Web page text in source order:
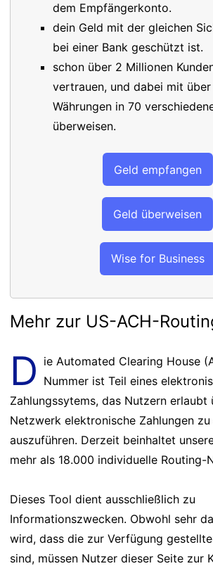
dem Empfängerkonto.
dein Geld mit der gleichen
bei einer Bank geschützt ist.
schon über 2 Millionen
vertrauen, und dabei mit
Währungen in 70
überweisen.
Geld empfangen
Geld überweisen
Wise for Business
Mehr zur US-ACH-
D ie Automated Clearing House
Nummer ist Teil eines
Zahlungssytems, das Nutzern erlaubt
Netzwerk elektronische Zahlungen
auszuführen. Derzeit beinhaltet
mehr als 18.000 individuelle Routing-
Dieses Tool dient ausschließlich zu
Informationszwecken. Obwohl sehr
wird, dass die zur Verfügung
sind, müssen Nutzer dieser Seite zur